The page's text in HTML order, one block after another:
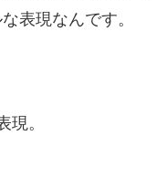
表現なんです。
現。